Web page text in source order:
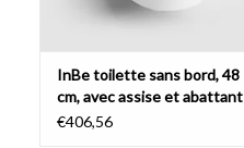
InBe toilette sans bord, 48
cm, avec assise et abattant
€406,56